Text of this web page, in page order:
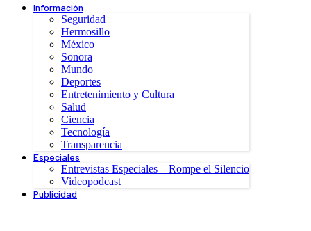
Información
Seguridad
Hermosillo
México
Sonora
Mundo
Deportes
Entretenimiento y Cultura
Salud
Ciencia
Tecnología
Transparencia
Especiales
Entrevistas Especiales – Rompe el Silencio
Videopodcast
Publicidad